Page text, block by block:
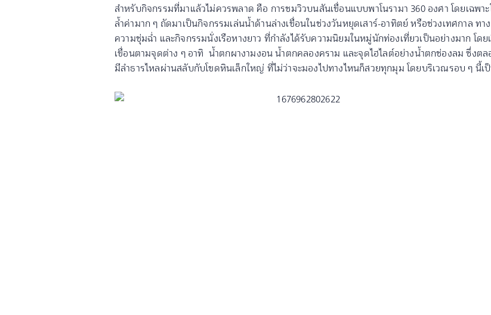
สำหรับกิจกรรมที่มาแล้วไม่ควรพลาด คือ การชมวิวบนสันเขื่อนแบบพาโนรามา 360 องศา โดยเฉพา
ล้ำค่ามาก ๆ ถัดมาเป็นกิจกรรมเล่นน้ำด้านล่างเขื่อนในช่วงวันหยุดเสาร์-อาทิตย์ หรือช่วงเทศกาล ท
ความชุ่มฉ่ำ และกิจกรรมนั่งเรือหางยาว ที่กำลังได้รับความนิยมในหมู่นักท่องเที่ยวเป็นอย่างมาก โด
เขื่อนตามจุดต่าง ๆ อาทิ น้ำตกผางามงอน น้ำตกคลองคราม และจุดไฮไลต์อย่างน้ำตกช่องลม ซึ่งต
มีลำธารไหลผ่านสลับกับโขดหินเล็กใหญ่ ที่ไม่ว่าจะมองไปทางไหนก็สวยทุกมุม โดยบริเวณรอบ ๆ นี้เ